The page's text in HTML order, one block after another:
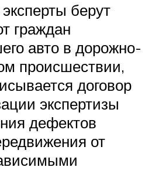
берут
граждан
авто в дорожно-
происшествии,
договор
экспертизы
дефектов
от